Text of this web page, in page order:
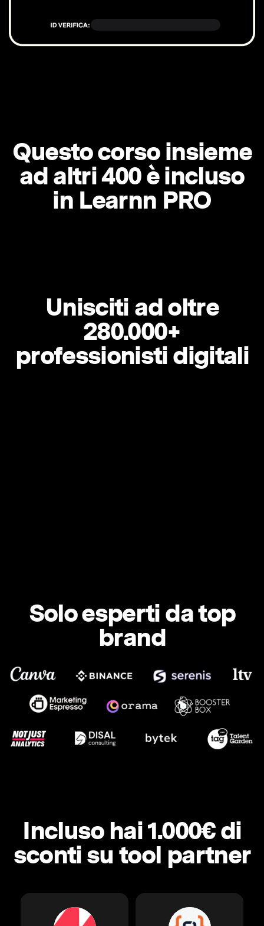
Questo corso insieme
ad altri 400 è incluso
in Learnn PRO
Unisciti ad oltre
280.000+
professionisti digitali
Solo esperti da top
brand
Incluso hai 1.000€ di
sconti su tool partner